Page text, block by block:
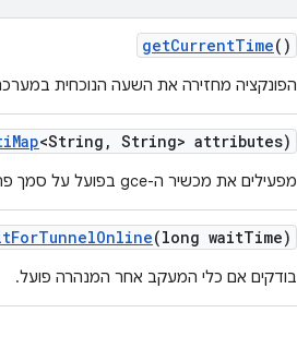
getCurrentTime()
הפונקציה מחזירה את השעה הנוכחית
Map<String , String> attributes)
מפעילים את מכשיר ה-gce בפועל על סמך פרטי הגרסה.
ForTunnelOnline(long waitTime)
בודקים אם כלי המעקב אחר המנהרה פועל.